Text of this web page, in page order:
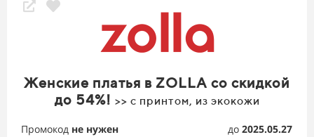
Женские платья в ZOLLA со скидкой
до 54%! >> с принтом, из экокожи
Промокод не нужен до 2025.05.27